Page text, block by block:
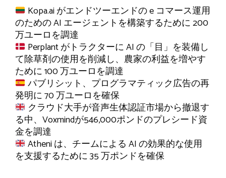
Kopa.ai がエンドツーエンドの e コマース運用
のための AI エージェントを構築するために 200
万ユーロを調達
Perplant がトラクターに AI の「目」を装備し
て除草剤の使用を削減し、農家の利益を増やす
ために 100 万ユーロを調達
パブリシット、プログラマティック広告の再
発明に 70 万ユーロを確保
クラウド大手が音声生体認証市場から撤退す
る中、Voxmindが546,000ポンドのプレシード資
金を調達
Atheni は、チームによる AI の効果的な使用
を支援するために 35 万ポンドを確保